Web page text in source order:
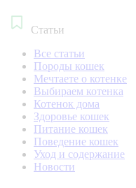
Статьи
Все статьи
Породы кошек
Мечтаете о котенке
Выбираем котенка
Котенок дома
Здоровье кошек
Питание кошек
Поведение кошек
Уход и содержание
Новости